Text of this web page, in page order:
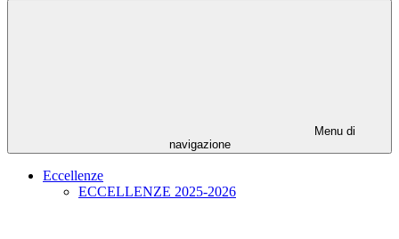
Menu di
navigazione
Eccellenze
ECCELLENZE 2025-2026